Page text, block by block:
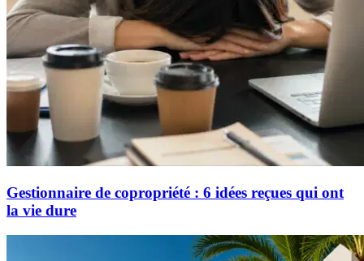
Gestionnaire de copropriété : 6 idées reçues qui ont
la vie dure